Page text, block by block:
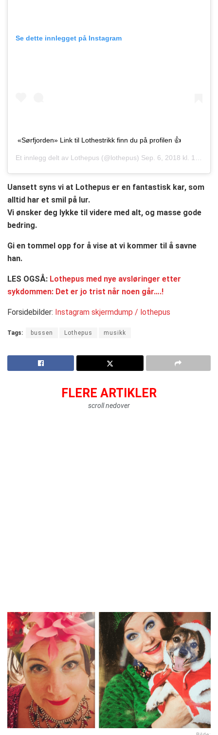
Se dette innlegget på Instagram
«Sørfjorden» Link til Lothestrikk finn du på profilen 👍
Et innlegg delt av Lothepus (@lothepus) Sep. 6, 2018 kl. 12:50 PDT
Uansett syns vi at Lothepus er en fantastisk kar, som
alltid har et smil på lur.
Vi ønsker deg lykke til videre med alt, og masse gode
bedring.
Gi en tommel opp for å vise at vi kommer til å savne
han.
LES OGSÅ: Lothepus med nye avsløringer etter
sykdommen: Det er jo trist når noen går….!
Forsidebilder: Instagram skjermdump / lothepus
Tags: bussen Lothepus musikk
FLERE ARTIKLER
scroll nedover